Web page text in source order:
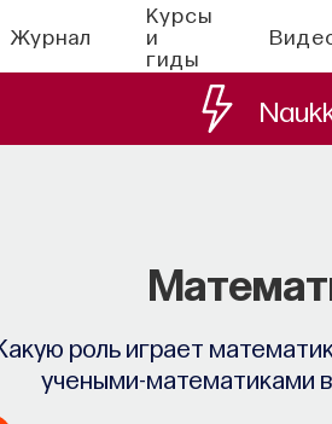
Журнал
Курсы
и
гиды
роль играет
учеными-математиками
Почти треть жизни мы